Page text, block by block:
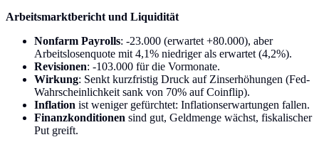
Arbeitsmarktbericht und Liquidität
Nonfarm Payrolls: -23.000 (erwartet +80.000), aber
Arbeitslosenquote mit 4,1% niedriger als erwartet (4,2%).
Revisionen: -103.000 für die Vormonate.
Wirkung: Senkt kurzfristig Druck auf Zinserhöhungen (Fed-
Wahrscheinlichkeit sank von 70% auf Coinflip).
Inflation ist weniger gefürchtet: Inflationserwartungen fallen.
Finanzkonditionen sind gut, Geldmenge wächst, fiskalischer
Put greift.